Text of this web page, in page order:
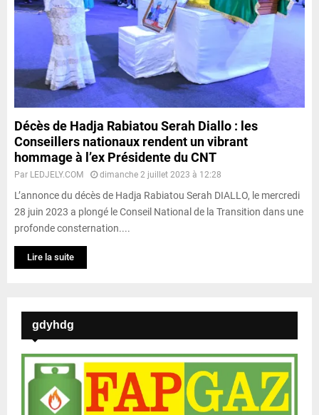
Décès de Hadja Rabiatou Serah Diallo : les
Conseillers nationaux rendent un vibrant
hommage à l’ex Présidente du CNT
Par LEDJELY.COM dimanche 2 juillet 2023 à 12:28
L’annonce du décès de Hadja Rabiatou Serah DIALLO, le mercredi
28 juin 2023 a plongé le Conseil National de la Transition dans une
profonde consternation....
Lire la suite
gdyhdg